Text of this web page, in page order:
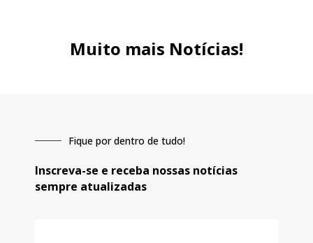
Muito mais Notícias!
Fique por dentro de tudo!
Inscreva-se e receba nossas notícias
sempre atualizadas